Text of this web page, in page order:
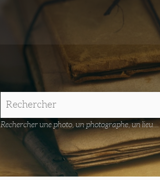
Rechercher une photo, un photographe, un lieu...